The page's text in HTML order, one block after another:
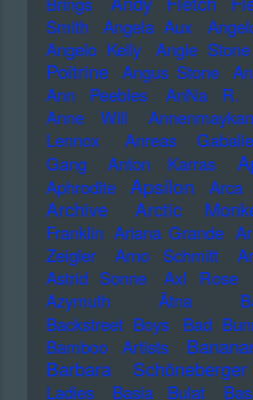
Smith
Angela Aux
Angelo Kelly
Angie Stone
Poitrine Angus Stone
Ann Peebles
AnNa R.
Anne Will
Lennox
Anreas
Gang
Anton Karras
Aphrodite Apsilon Arca
Archive Arctic
Franklin Ariana Grande
Zeigler
Arno Schmitt
Astrid Sonne
Axl Rose
Azymuth Ätna
Backstreet Boys
Bad
Bamboo Artists
Barbara Schöneberger
Ladies
Basia Bulat